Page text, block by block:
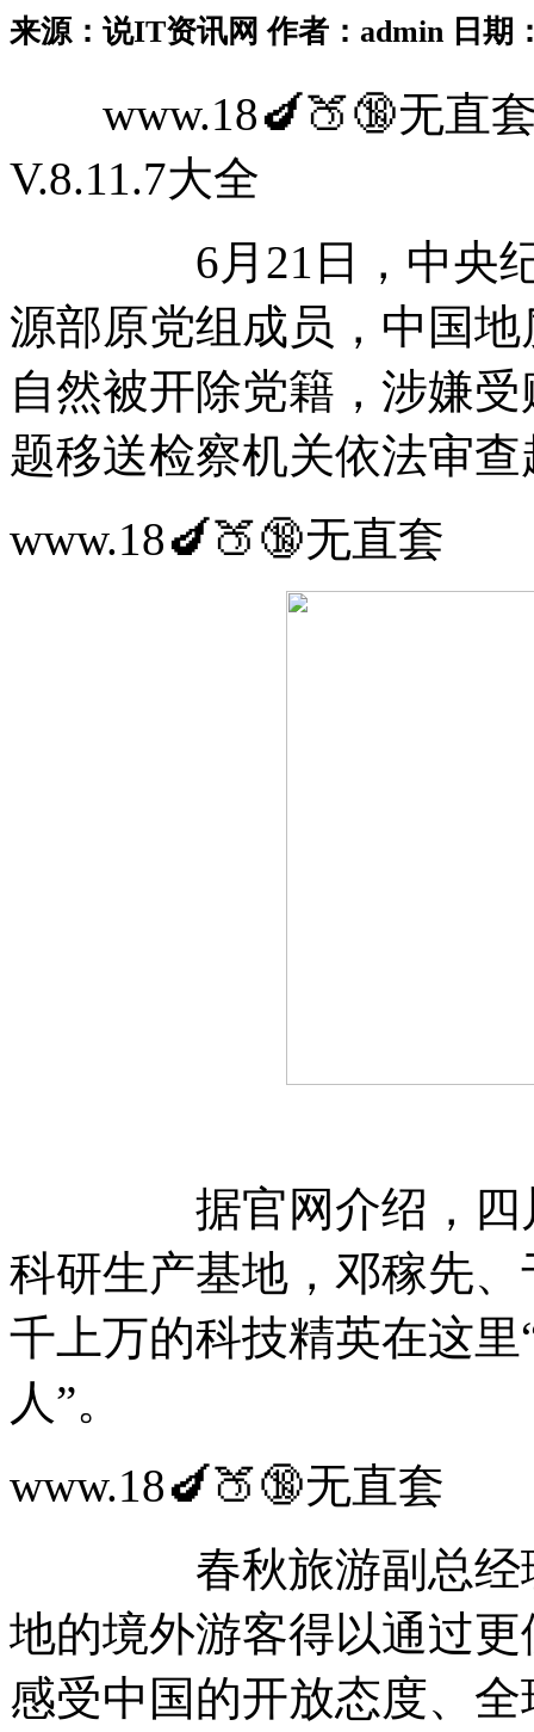
来源：说IT资讯网 作者：admin 日期
www.18🍆🍑🔞无直套
V.8.11.7大全
6月21日，中央纪委
源部原党组成员，中国
自然被开除党籍，涉嫌
题移送检察机关依法审查
www.18🍆🍑🔞无直
据官网介绍，四川
科研生产基地，邓稼先
千上万的科技精英在这
人”。
www.18🍆🍑🔞无直
春秋旅游副总经理
地的境外游客得以通过
感受中国的开放态度、